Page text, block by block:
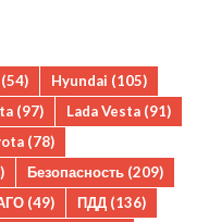
(54) Hyundai (105)
(97) Lada Vesta (91)
(78)
Безопасность (209)
(49) ПДД (136)